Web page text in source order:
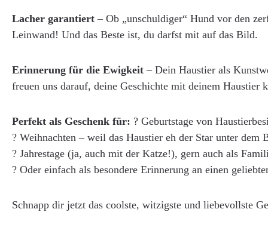
Lacher garantiert – Ob „unschuldiger“ Hund vor den
Leinwand! Und das Beste ist, du darfst mit auf das Bild.
Erinnerung für die Ewigkeit – Dein Haustier als
freuen uns darauf, deine Geschichte mit deinem Haustier
Perfekt als Geschenk für: ? Geburtstage von
? Weihnachten – weil das Haustier eh der Star unter dem
? Jahrestage (ja, auch mit der Katze!), gern auch als
? Oder einfach als besondere Erinnerung an einen
Schnapp dir jetzt das coolste, witzigste und liebevollste